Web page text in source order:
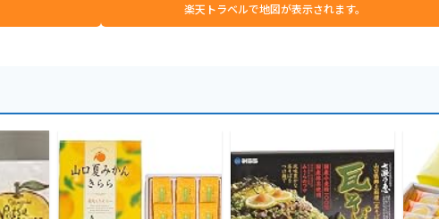
楽天トラベルで地図が表示されます。